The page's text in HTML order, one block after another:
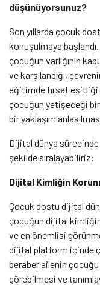
düşünüyorsunuz?
Son yıllarda çocuk
konuşulmaya
çocuğun varlığının
ve karşılandığı,
eğitimde fırsat eşitliği
çocuğun yetişeceği bir
bir yaklaşım
Dijital dünya
şekilde sıralayabiliriz:
Dijital Kimliğin
Çocuk dostu dijital
çocuğun dijital
ve en önemlisi
dijital platform içinde
beraber ailenin
görebilmesi ve